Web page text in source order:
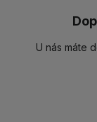
U nás máte